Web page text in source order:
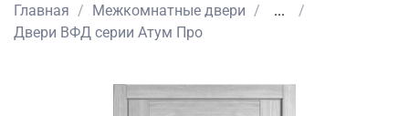
Главная Межкомнатные двери
...
Двери ВФД серии Атум Про